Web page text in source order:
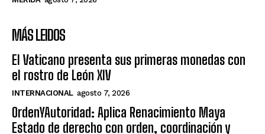
MÁS LEIDOS
El Vaticano presenta sus primeras monedas con
el rostro de León XIV
INTERNACIONAL agosto 7, 2026
OrdenYAutoridad: Aplica Renacimiento Maya
Estado de derecho con orden, coordinación y